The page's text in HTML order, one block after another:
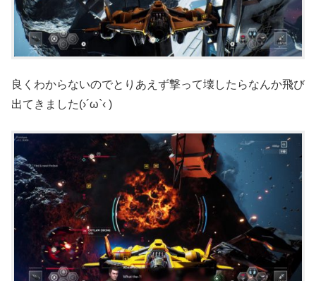
良くわからないのでとりあえず撃って壊したらなんか飛び
出てきました(›´ω`‹ )